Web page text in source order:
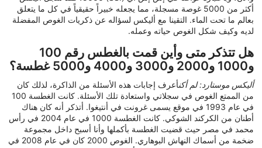
أكثر من 5000 غوصة مسجلة، مما يجعله خبيراً حقيقياً في كل ما يتعلق
بعالم ما تحت الماء. التقينا مع أليكس لسؤاله عن ذكريات الغوص المفضلة
لديه وكيف شكل الغوص حياته وعمله.
هل تتذكر متى وأين قمت بالغطس رقم 100
و1000 و2000 و3000 و4000 و5000 غطسة؟
أليكس موستارد: لم أكنأعرف إجابات هذه الأسئلة من الذاكرة، لذلك كان
من الممتع الغوص في سجلاتي واستعادة تلك الأسئلة. كانت الغطسة 100
في عام 1993 في موقع يسمى غرونت في أنتيغوا. أتذكر أنه كان هناك
أطنان من الكركند الشوكي. كانت الغطسة 1000 في عام 2004 في رأس
محمد في مصر حيث قضيت الغطسة بأكملها وأنا أسبح داخل مجموعة
ضخمة من أسماك النهاش البوهاري. الغوص 2000 كان في عام 2008 في